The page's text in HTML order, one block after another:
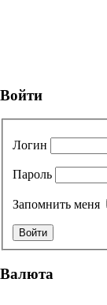
Войти
Логин
Пароль
Запомнить меня
Валюта